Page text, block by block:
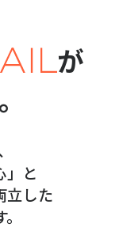
が
」と
立した